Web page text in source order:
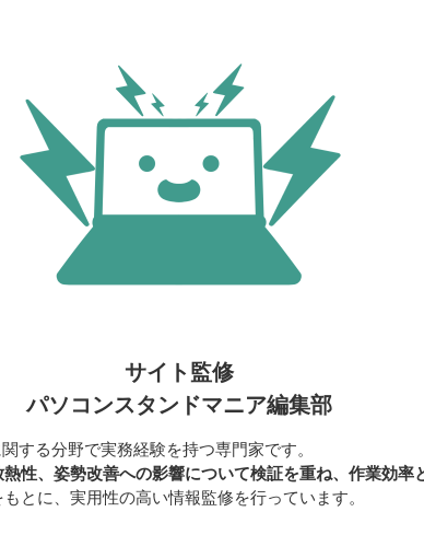
サイト監修
パソコンスタンドマニア編集部
する分野で実務経験を持つ専門家です。
性、姿勢改善への影響について検証を重ね、作業効率
とに、実用性の高い情報監修を行っています。